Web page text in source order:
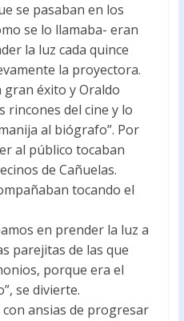
se pasaban en los
se lo llamaba- eran
la luz cada quince
la proyectora.
gran éxito y Oraldo
rincones del cine y lo
al biógrafo”. Por
al público tocaban
de Cañuelas.
tocando el
en prender la luz a
parejitas de las que
porque era el
se divierte.
ansias de progresar